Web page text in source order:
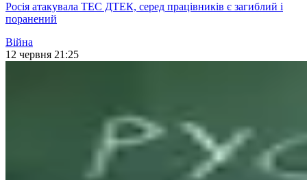
Росія атакувала ТЕС ДТЕК, серед працівників є загиблий і
поранений
Війна
12 червня 21:25